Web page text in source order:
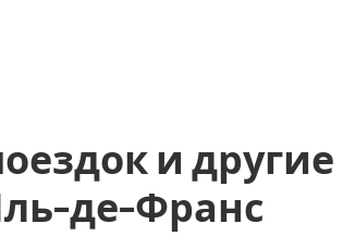
и другие
де-Франс